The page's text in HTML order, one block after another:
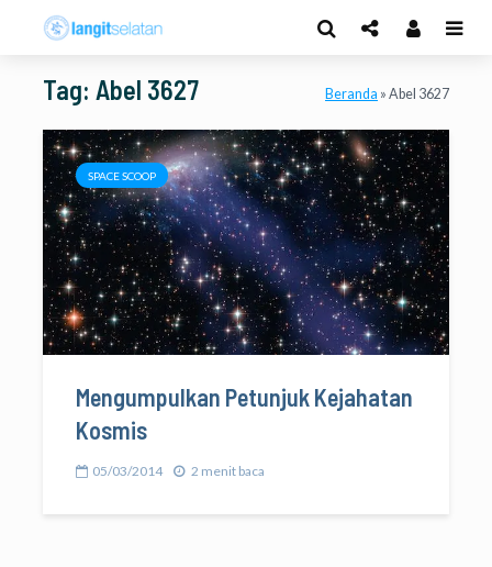
Tag: Abel 3627 Beranda » Abel 3627
SPACE SCOOP
Mengumpulkan Petunjuk Kejahatan
Kosmis
05/03/2014 2 menit baca